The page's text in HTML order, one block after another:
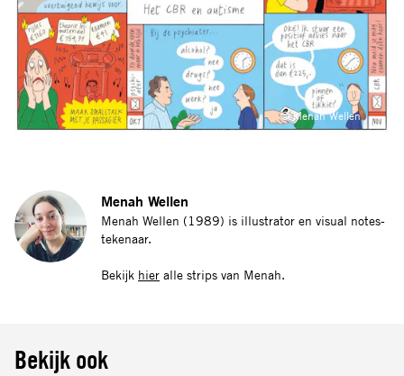
© Menah Wellen
Menah Wellen
Menah Wellen (1989) is illustrator en visual notes-
tekenaar.
Bekijk hier alle strips van Menah.
Bekijk ook